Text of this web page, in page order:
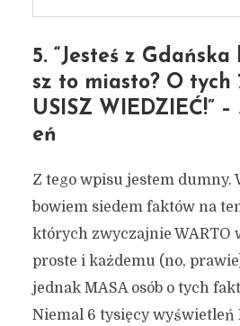
5. “Jesteś z
sz to miasto? O tych
USISZ WIEDZIEĆ!”
eń
Z tego wpisu jestem dumny.
bowiem siedem faktów na
których zwyczajnie WARTO
proste i każdemu (no,
jednak MASA osób o tych
Niemal 6 tysięcy wyświetleń